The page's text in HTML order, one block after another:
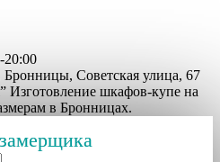
20:00
Бронницы, Советская улица, 67
Изготовление шкафов-купе на
в Бронницах.